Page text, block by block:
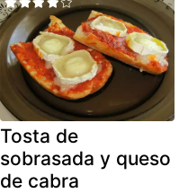
Tosta de
sobrasada y queso
de cabra